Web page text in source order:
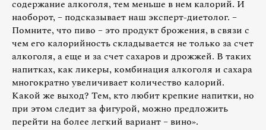
содержание алкоголя, тем меньше в нем калорий. И
наоборот, – подсказывает наш эксперт-диетолог. –
Помните, что пиво – это продукт брожения, в связи с
чем его калорийность складывается не только за счет
алкоголя, а еще и за счет сахаров и дрожжей. В таких
напитках, как ликеры, комбинация алкоголя и сахара
многократно увеличивает количество калорий.
Какой же выход? Тем, кто любит крепкие напитки, но
при этом следит за фигурой, можно предложить
перейти на более легкий вариант – вино».